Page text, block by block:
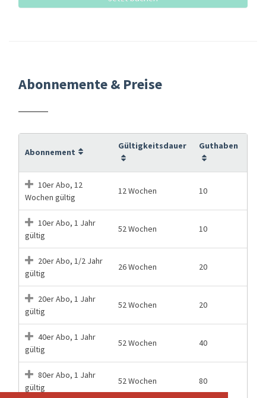
Abonnemente & Preise
Abonnement
Gültigkeitsdauer Guthaben
10er Abo, 12
Wochen gültig
12 Wochen 10
10er Abo, 1 Jahr
gültig
52 Wochen 10
20er Abo, 1/2 Jahr
gültig
26 Wochen 20
20er Abo, 1 Jahr
gültig
52 Wochen 20
40er Abo, 1 Jahr
gültig
52 Wochen 40
80er Abo, 1 Jahr
gültig
52 Wochen 80